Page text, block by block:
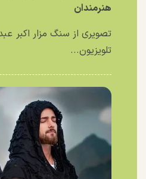
هنرمندان
تصویری از سنگ مزار اکبر
تلویزیون...